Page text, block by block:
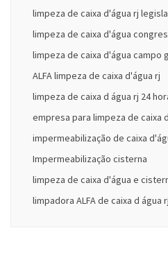
limpeza de caixa d'água rj
limpeza de caixa d'água
limpeza de caixa d'água campo
ALFA limpeza de caixa d'água rj
limpeza de caixa d água rj 24
empresa para limpeza de caixa
impermeabilização de caixa
Impermeabilização cisterna
limpeza de caixa d'água e
limpadora ALFA de caixa d água rj